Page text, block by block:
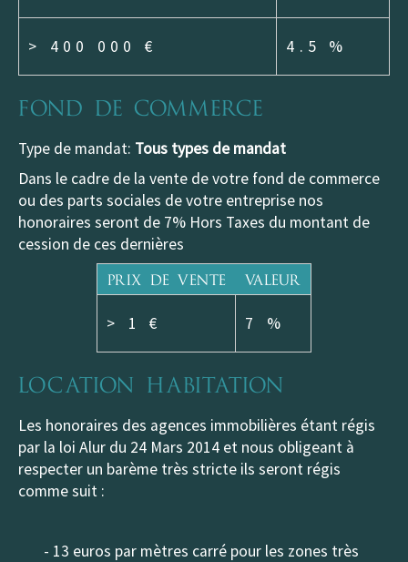
> 400 000 € 4.5 %
Fond de commerce
Type de mandat: Tous types de mandat
Dans le cadre de la vente de votre fond de commerce
ou des parts sociales de votre entreprise nos
honoraires seront de 7% Hors Taxes du montant de
cession de ces dernières
Prix de vente Valeur
> 1 € 7 %
Location habitation
Les honoraires des agences immobilières étant régis
par la loi Alur du 24 Mars 2014 et nous obligeant à
respecter un barème très stricte ils seront régis
comme suit :
- 13 euros par mètres carré pour les zones très